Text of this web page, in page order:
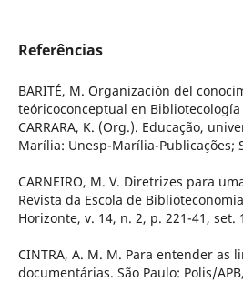
Referências
BARITÉ, M. Organización del
teóricoconceptual en
CARRARA, K. (Org.). Educação,
Marília: Unesp-Marília-Publicações;
CARNEIRO, M. V. Diretrizes para
Revista da Escola de
Horizonte, v. 14, n. 2, p. 221-41, set.
CINTRA, A. M. M. Para entender as
documentárias. São Paulo: Polis/